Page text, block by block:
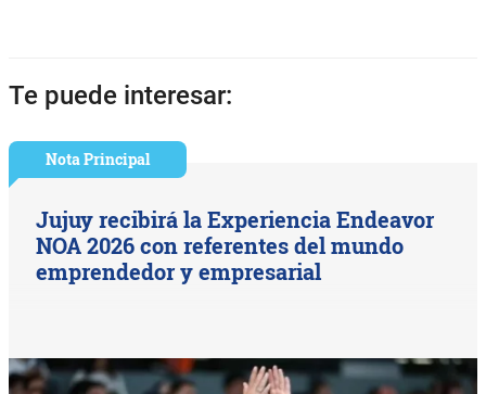
Te puede interesar:
Nota Principal
Jujuy recibirá la Experiencia Endeavor
NOA 2026 con referentes del mundo
emprendedor y empresarial